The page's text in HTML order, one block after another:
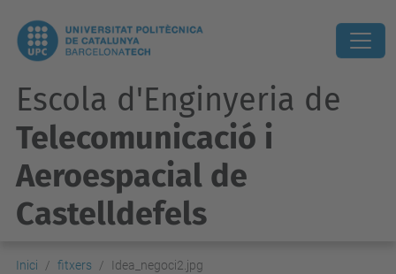
Escola d'Enginyeria de
Telecomunicació i
Aeroespacial de
Castelldefels
Inici fitxers Idea_negoci2.jpg